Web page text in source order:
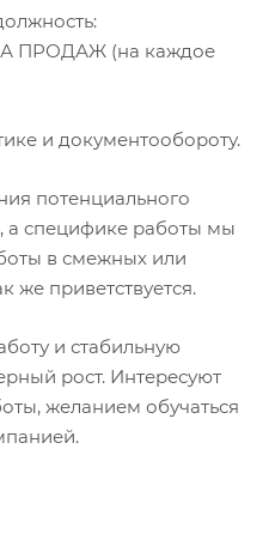
ПРОДАЖ (на каждое
и документообороту.
потенциального
а специфике работы мы
в смежных или
же приветствуется.
и стабильную
рост. Интересуют
желанием обучаться